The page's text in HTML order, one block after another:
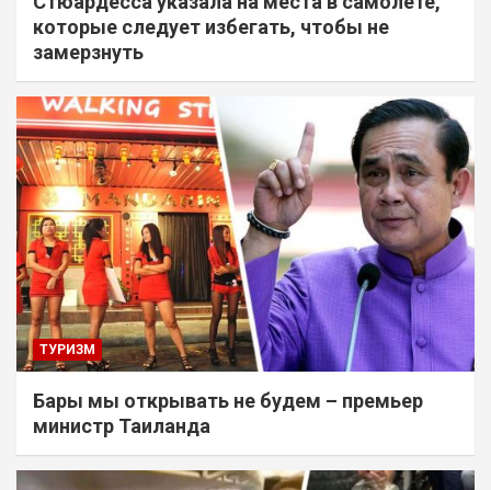
которые следует избегать, чтобы не
замерзнуть
ТУРИЗМ
Бары мы открывать не будем – премьер
министр Таиланда